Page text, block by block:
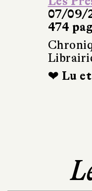
07/09/
474
❤ Lu et